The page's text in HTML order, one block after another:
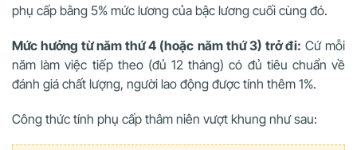
phụ cấp bằng 5% mức lương của bậc lương cuối cùng đó.
Mức hưởng từ năm thứ 4 (hoặc năm thứ 3) trở đi: Cứ mỗi
năm làm việc tiếp theo (đủ 12 tháng) có đủ tiêu chuẩn về
đánh giá chất lượng, người lao động được tính thêm 1%.
Công thức tính phụ cấp thâm niên vượt khung như sau: